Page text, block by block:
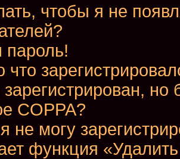
чтобы я не
что
но
COPPA?
не могу
функция